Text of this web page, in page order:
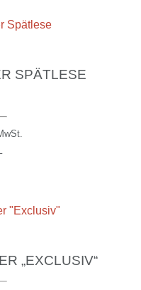
SPÄTLESE
„EXCLUSIV“